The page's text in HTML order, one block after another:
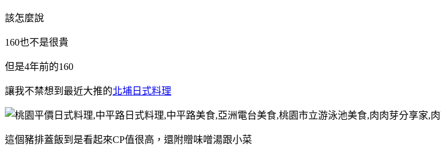
該怎麼說
160也不是很貴
但是4年前的160
讓我不禁想到最近大推的北埔日式料理
這個豬排蓋飯到是看起來CP值很高，還附贈味噌湯跟小菜